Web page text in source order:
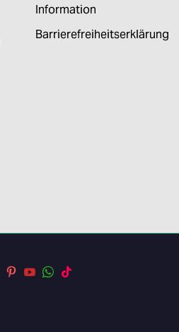
Information
Barrierefreiheitserklärung